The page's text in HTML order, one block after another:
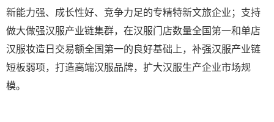
新能力强、成长性好、竞争力足的专精特新文旅企业；支持
做大做强汉服产业链集群，在汉服门店数量全国第一和单店
汉服妆造日交易额全国第一的良好基础上，补强汉服产业链
短板弱项，打造高端汉服品牌，扩大汉服生产企业市场规
模。